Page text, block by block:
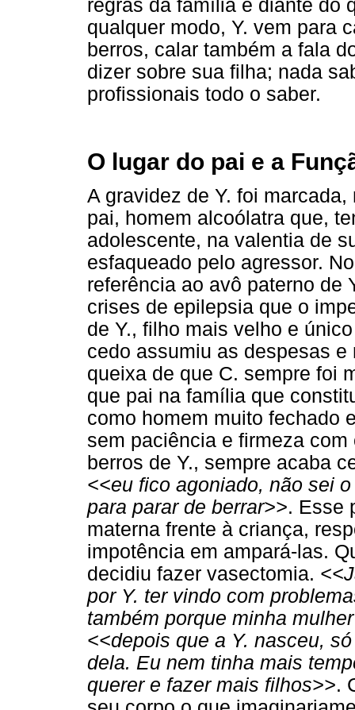
regras da família e diante do
qualquer modo, Y. vem para
berros, calar também a fala
dizer sobre sua filha; nada
profissionais todo o saber.
O lugar do pai e a
A gravidez de Y. foi
pai, homem alcoólatra que,
adolescente, na valentia de
esfaqueado pelo agressor.
referência ao avô paterno de
crises de epilepsia que o
de Y., filho mais velho e
cedo assumiu as despesas
queixa de que C. sempre foi
que pai na família que
como homem muito fechado
sem paciência e firmeza
berros de Y., sempre acaba
<<eu fico agoniado, não sei
para parar de berrar>>. Esse
materna frente à criança,
impotência em ampará-las.
decidiu fazer vasectomia.
por Y. ter vindo com
também porque minha
<<depois que a Y. nasceu,
dela. Eu nem tinha mais
querer e fazer mais filhos>>.